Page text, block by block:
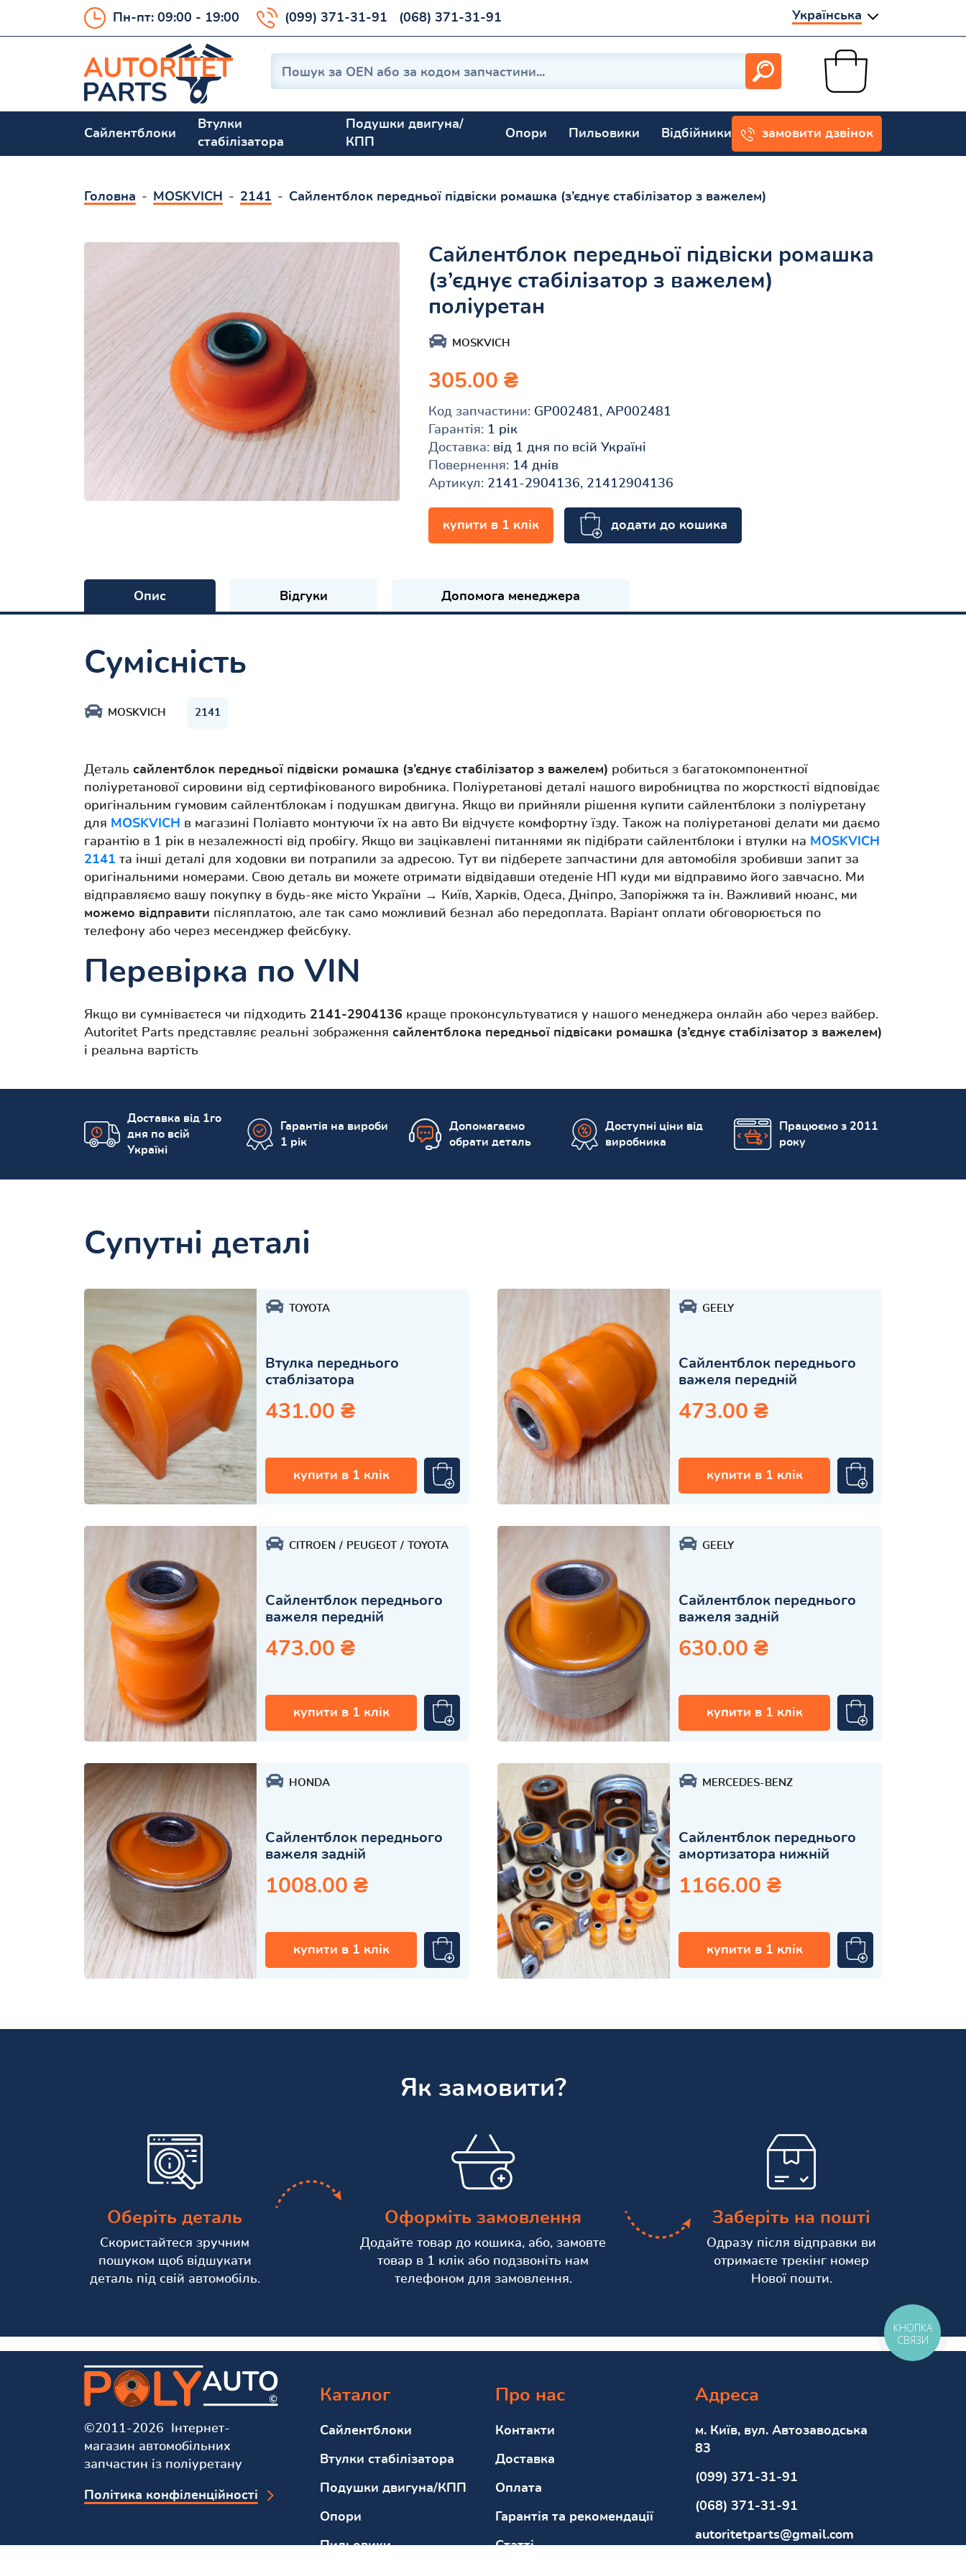
Пн-пт: 09:00 - 19:00 (099) 371-31-91 (068) 371-31-91 Українська
Сайлентблоки
Втулки
стабілізатора
Подушки двигуна/
КПП
Опори Пильовики Відбійники замовити дзвінок
Головна MOSKVICH 2141 Сайлентблок передньої підвіски ромашка (з’єднує стабілізатор з важелем)
Сайлентблок передньої підвіски ромашка
(з’єднує стабілізатор з важелем)
поліуретан
MOSKVICH
305.00 ₴
Код запчастини: GP002481, AP002481
Гарантія: 1 рік
Доставка: від 1 дня по всій Україні
Повернення: 14 днів
Артикул: 2141-2904136, 21412904136
купити в 1 клік додати до кошика
Опис Відгуки Допомога менеджера
Сумісність
MOSKVICH 2141
Деталь сайлентблок передньої підвіски ромашка (з’єднує стабілізатор з важелем) робиться з багатокомпонентної
поліуретанової сировини від сертифікованого виробника. Поліуретанові деталі нашого виробництва по жорсткості відповідає
оригінальним гумовим сайлентблокам і подушкам двигуна. Якщо ви прийняли рішення купити сайлентблоки з поліуретану
для MOSKVICH в магазині Поліавто монтуючи їх на авто Ви відчуєте комфортну їзду. Також на поліуретанові делати ми даємо
гарантію в 1 рік в незалежності від пробігу. Якщо ви зацікавлені питаннями як підібрати сайлентблоки і втулки на MOSKVICH
2141 та інші деталі для ходовки ви потрапили за адресою. Тут ви підберете запчастини для автомобіля зробивши запит за
оригінальними номерами. Свою деталь ви можете отримати відвідавши отеденіе НП куди ми відправимо його завчасно. Ми
відправляємо вашу покупку в будь-яке місто України → Київ, Харків, Одеса, Дніпро, Запоріжжя та ін. Важливий нюанс, ми
можемо відправити післяплатою, але так само можливий безнал або передоплата. Варіант оплати обговорюється по
телефону або через месенджер фейсбуку.
Перевірка по VIN
Якщо ви сумніваєтеся чи підходить 2141-2904136 краще проконсультуватися у нашого менеджера онлайн або через вайбер.
Autoritet Parts представляє реальні зображення сайлентблока передньої підвісаки ромашка (з’єднує стабілізатор з важелем)
і реальна вартість
Доставка від 1го
дня по всій
Україні
Гарантія на вироби
1 рік
Допомагаємо
обрати деталь
Доступні ціни від
виробника
Працюємо з 2011
року
Супутні деталі
TOYOTA
Втулка переднього
стаблізатора
431.00 ₴
купити в 1 клік
GEELY
Сайлентблок переднього
важеля передній
473.00 ₴
купити в 1 клік
CITROEN PEUGEOT TOYOTA
Сайлентблок переднього
важеля передній
473.00 ₴
купити в 1 клік
GEELY
Сайлентблок переднього
важеля задній
630.00 ₴
купити в 1 клік
HONDA
Сайлентблок переднього
важеля задній
1008.00 ₴
купити в 1 клік
MERCEDES-BENZ
Сайлентблок переднього
амортизатора нижній
1166.00 ₴
купити в 1 клік
Як замовити?
Оберіть деталь
Скористайтеся зручним
пошуком щоб відшукати
деталь під свій автомобіль.
Оформіть замовлення
Додайте товар до кошика, або, замовте
товар в 1 клік або подзвоніть нам
телефоном для замовлення.
Заберіть на пошті
Одразу після відправки ви
отримаєте трекінг номер
Нової пошти.
©2011-2026 Інтернет-
магазин автомобільних
запчастин із поліуретану
Політика конфіленційності
Каталог
Сайлентблоки
Втулки стабілізатора
Подушки двигуна/КПП
Опори
Пильовики
Про нас
Контакти
Доставка
Оплата
Гарантія та рекомендації
Статті
Адреса
м. Київ, вул. Автозаводська
83
(099) 371-31-91
(068) 371-31-91
autoritetparts@gmail.com
КНОПКА
СВЯЗИ